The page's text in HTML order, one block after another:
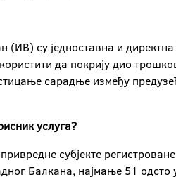
су једноставнa и
да покрију дио
сарадње између
услуга?
субјекте
Балкана, најмање 51